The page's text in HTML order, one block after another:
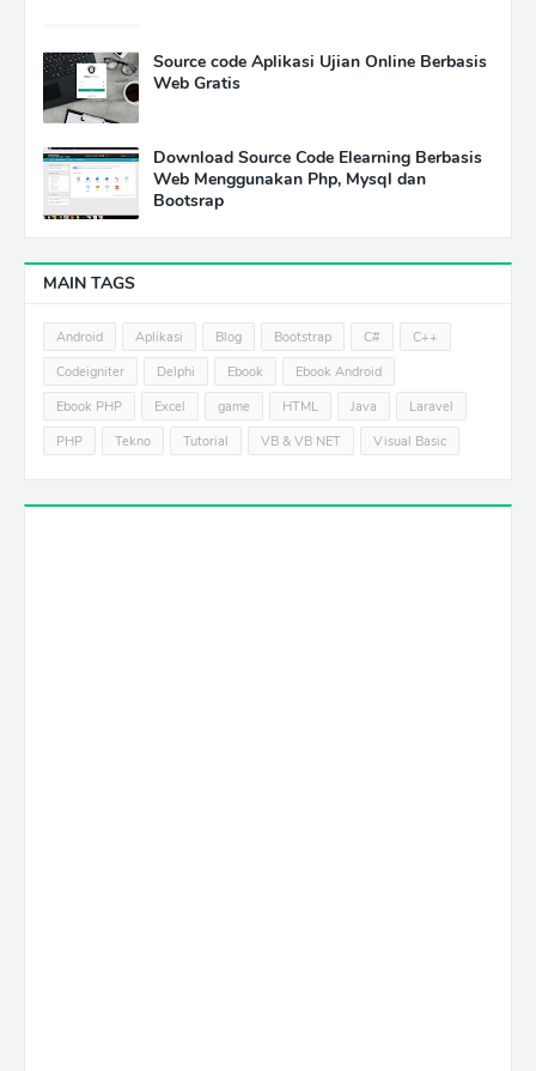
Source code Aplikasi Ujian Online Berbasis
Web Gratis
Download Source Code Elearning Berbasis
Web Menggunakan Php, Mysql dan
Bootsrap
MAIN TAGS
Android Aplikasi Blog Bootstrap C#
C++
Codeigniter
Delphi Ebook
Ebook Android
Ebook PHP
Excel game HTML Java
Laravel
PHP
Tekno Tutorial VB & VB NET Visual Basic